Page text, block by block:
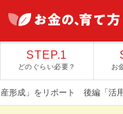
STEP.1
どのぐらい必要？ お
形成」をリポート 後編「活